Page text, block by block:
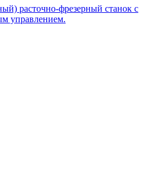
расточно-фрезерный станок с
управлением.